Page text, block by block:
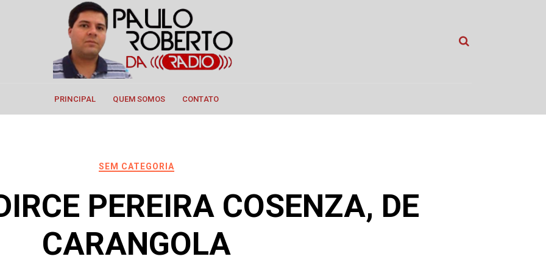
PRINCIPAL QUEM SOMOS CONTATO
SEM CATEGORIA
PEREIRA COSENZA, DE
CARANGOLA